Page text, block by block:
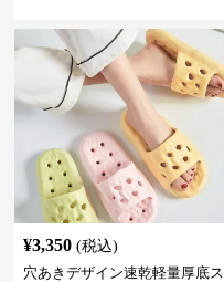
¥3,350 (税込)
穴あきデザイン速乾軽量厚底ス